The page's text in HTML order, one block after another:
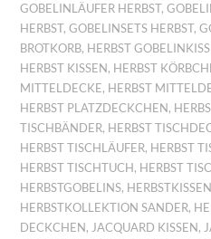
GOBELINLÄUFER HERBST,
HERBST,GOBELINSETS HERBST,
BROTKORB, HERBST
HERBST KISSEN, HERBST
MITTELDECKE, HERBST
HERBST PLATZDECKCHEN,
TISCHBÄNDER, HERBST
HERBST TISCHLÄUFER, HERBST
HERBST TISCHTUCH, HERBST
HERBSTGOBELINS, HERBSTKISSEN
HERBSTKOLLEKTION SANDER,
DECKCHEN, JACQUARD KISSEN,